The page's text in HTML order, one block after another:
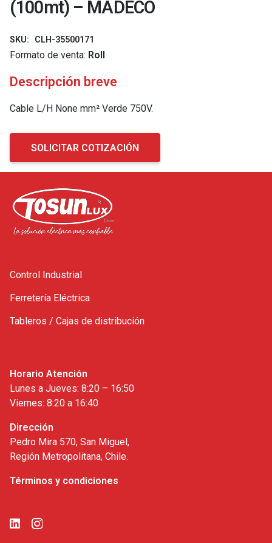
(100mt) – MADECO
SKU: CLH-35500171
Formato de venta: Roll
Descripción breve
Cable L/H None mm² Verde 750V.
SOLICITAR COTIZACIÓN
Control Industrial
Ferretería Eléctrica
Tableros / Cajas de distribución
Horario Atención
Lunes a Jueves: 8:20 – 16:50
Viernes: 8:20 a 16:40
Dirección
Pedro Mira 570, San Miguel,
Región Metropolitana, Chile.
Términos y condiciones